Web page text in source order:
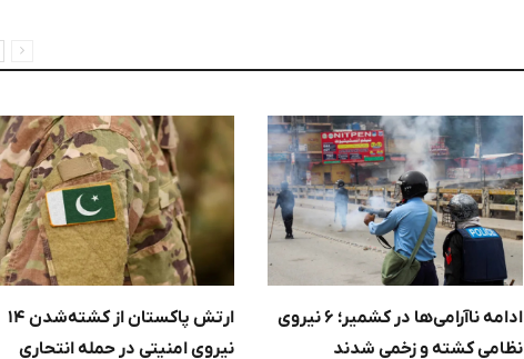
ادامه ناآرامی‌ها در کشمیر؛ ۶ نیروی
نظامی کشته و زخمی شدند
ارتش پاکستان از کشته‌شدن ۱۴
نیروی امنیتی در حمله انتحاری